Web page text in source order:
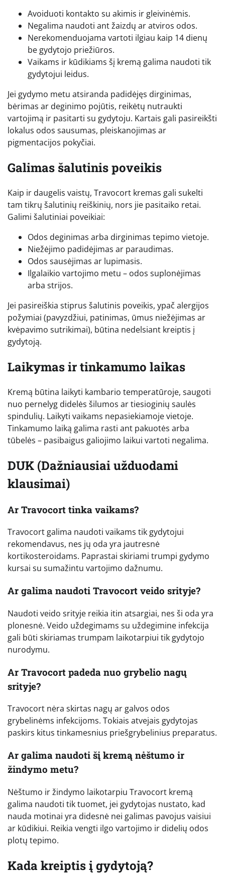
Avoiduoti kontakto su akimis ir gleivinėmis.
Negalima naudoti ant žaizdų ar atviros odos.
Nerekomenduojama vartoti ilgiau kaip 14 dienų
be gydytojo priežiūros.
Vaikams ir kūdikiams šį kremą galima naudoti tik
gydytojui leidus.
Jei gydymo metu atsiranda padidėjęs dirginimas,
bėrimas ar deginimo pojūtis, reikėtų nutraukti
vartojimą ir pasitarti su gydytoju. Kartais gali pasireikšti
lokalus odos sausumas, pleiskanojimas ar
pigmentacijos pokyčiai.
Galimas šalutinis poveikis
Kaip ir daugelis vaistų, Travocort kremas gali sukelti
tam tikrų šalutinių reiškinių, nors jie pasitaiko retai.
Galimi šalutiniai poveikiai:
Odos deginimas arba dirginimas tepimo vietoje.
Niežėjimo padidėjimas ar paraudimas.
Odos sausėjimas ar lupimasis.
Ilgalaikio vartojimo metu – odos suplonėjimas
arba strijos.
Jei pasireiškia stiprus šalutinis poveikis, ypač alergijos
požymiai (pavyzdžiui, patinimas, ūmus niežėjimas ar
kvėpavimo sutrikimai), būtina nedelsiant kreiptis į
gydytoją.
Laikymas ir tinkamumo laikas
Kremą būtina laikyti kambario temperatūroje, saugoti
nuo pernelyg didelės šilumos ar tiesioginių saulės
spindulių. Laikyti vaikams nepasiekiamoje vietoje.
Tinkamumo laiką galima rasti ant pakuotės arba
tūbelės – pasibaigus galiojimo laikui vartoti negalima.
DUK (Dažniausiai užduodami
klausimai)
Ar Travocort tinka vaikams?
Travocort galima naudoti vaikams tik gydytojui
rekomendavus, nes jų oda yra jautresnė
kortikosteroidams. Paprastai skiriami trumpi gydymo
kursai su sumažintu vartojimo dažnumu.
Ar galima naudoti Travocort veido srityje?
Naudoti veido srityje reikia itin atsargiai, nes ši oda yra
plonesnė. Veido uždegimams su uždegimine infekcija
gali būti skiriamas trumpam laikotarpiui tik gydytojo
nurodymu.
Ar Travocort padeda nuo grybelio nagų
srityje?
Travocort nėra skirtas nagų ar galvos odos
grybelinėms infekcijoms. Tokiais atvejais gydytojas
paskirs kitus tinkamesnius priešgrybelinius preparatus.
Ar galima naudoti šį kremą nėštumo ir
žindymo metu?
Nėštumo ir žindymo laikotarpiu Travocort kremą
galima naudoti tik tuomet, jei gydytojas nustato, kad
nauda motinai yra didesnė nei galimas pavojus vaisiui
ar kūdikiui. Reikia vengti ilgo vartojimo ir didelių odos
plotų tepimo.
Kada kreiptis į gydytoją?